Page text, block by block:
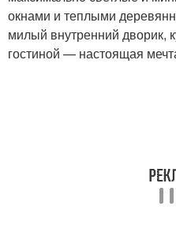
окнами и теплыми
милый внутренний дворик,
гостиной — настоящая